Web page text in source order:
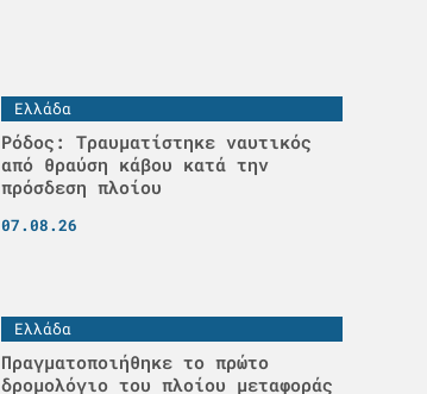
Ελλάδα
Ρόδος: Τραυματίστηκε ναυτικός
από θραύση κάβου κατά την
πρόσδεση πλοίου
07.08.26
Ελλάδα
Πραγματοποιήθηκε το πρώτο
δρομολόγιο του πλοίου μεταφοράς